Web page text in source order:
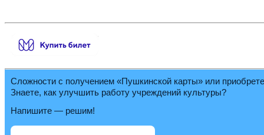
Сложности с получением «Пушкинской карты» или
Знаете, как улучшить работу учреждений культуры?
Напишите — решим!